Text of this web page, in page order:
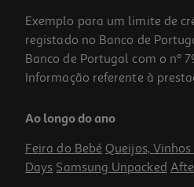
2.15 €/un
2,15 €
Exemplo para um limite de
registado no Banco de
Banco de Portugal com o nº
Informação referente à
Ao longo do ano
Feira do Bebé Queijos,
Days Samsung Unpacked